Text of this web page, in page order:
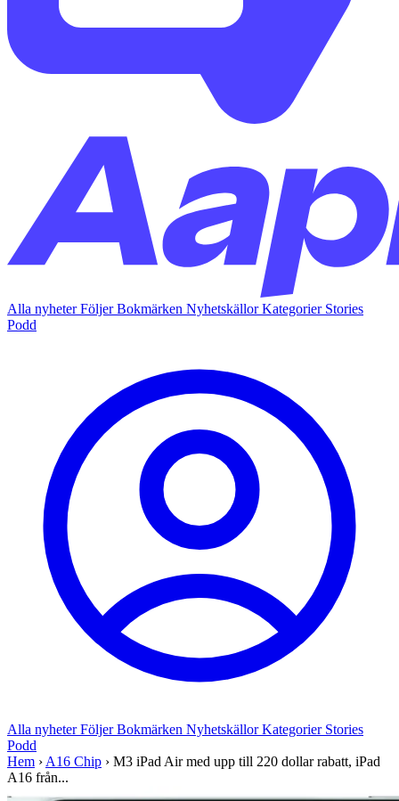
Alla nyheterFöljerBokmärken NyhetskällorKategorier Stories
Podd
Alla nyheterFöljerBokmärken NyhetskällorKategorier Stories
Podd
Hem › A16 Chip › M3 iPad Air med upp till 220 dollar rabatt, iPad
A16 från...